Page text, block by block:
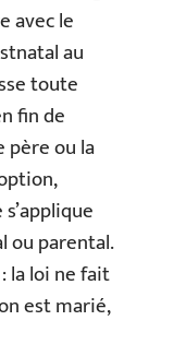
avec le
au
toute
fin de
père ou la
ou parental.
la loi ne fait
est marié,